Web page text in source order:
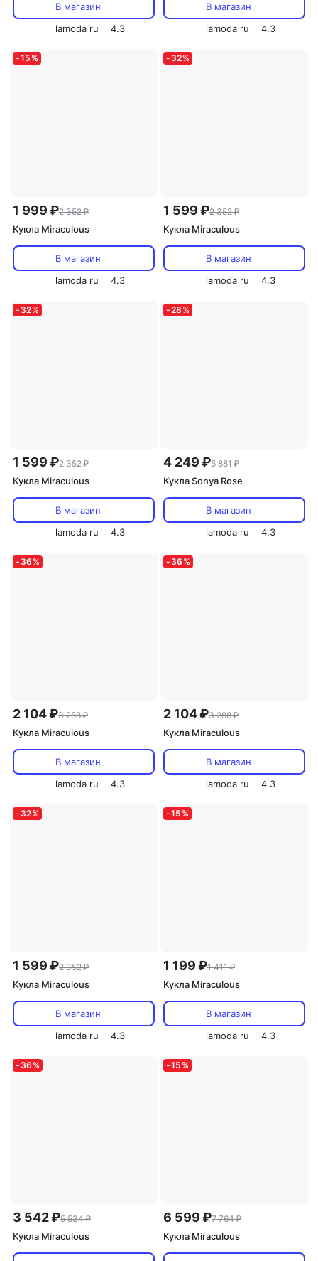
В магазин
lamoda ru
4.3
В магазин
lamoda ru
4.3
-15 %
1 999 ₽2 352 ₽
Кукла Miraculous
В магазин
lamoda ru
4.3
- 32%
1 599 ₽2 352 ₽
Кукла Miraculous
В магазин
lamoda ru
4.3
- 32%
1 599 ₽2 352 ₽
Кукла Miraculous
В магазин
lamoda ru
4.3
-28 %
4 249 ₽5 881 ₽
Кукла Sonya Rose
В магазин
lamoda ru
4.3
- 36 %
2 104 ₽3 288 ₽
Кукла Miraculous
В магазин
lamoda ru
4.3
- 36 %
2 104 ₽3 288 ₽
Кукла Miraculous
В магазин
lamoda ru
4.3
- 32%
1 599 ₽2 352 ₽
Кукла Miraculous
В магазин
lamoda ru
4.3
-15 %
1 199 ₽1 411 ₽
Кукла Miraculous
В магазин
lamoda ru
4.3
- 36 %
3 542 ₽5 534 ₽
Кукла Miraculous
-15 %
6 599 ₽7 764 ₽
Кукла Miraculous